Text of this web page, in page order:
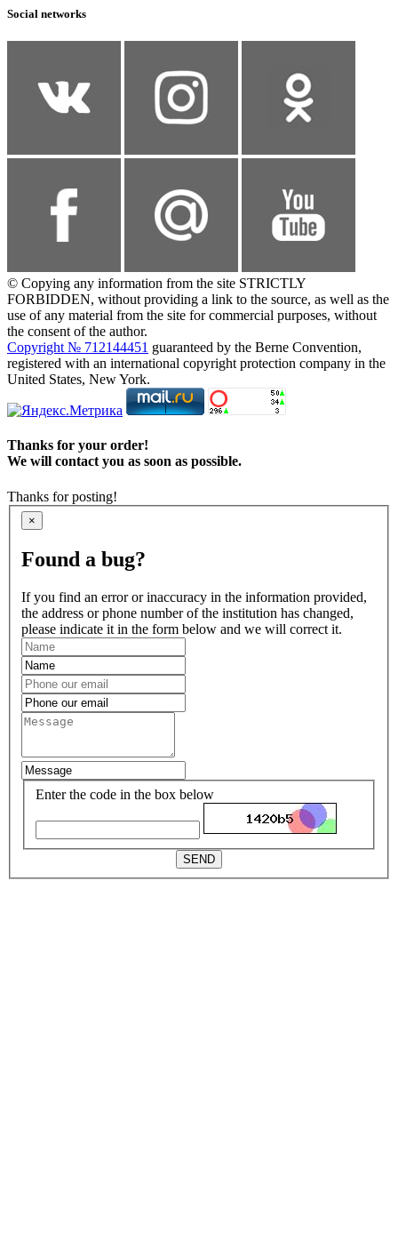
Social networks
© Copying any information from the site STRICTLY
FORBIDDEN, without providing a link to the source, as well as the
use of any material from the site for commercial purposes, without
the consent of the author.
Copyright № 712144451 guaranteed by the Berne Convention,
registered with an international copyright protection company in the
United States, New York.
Thanks for your order!
We will contact you as soon as possible.
Thanks for posting!
×
Found a bug?
If you find an error or inaccuracy in the information provided,
the address or phone number of the institution has changed,
please indicate it in the form below and we will correct it.
Enter the code in the box below
SEND